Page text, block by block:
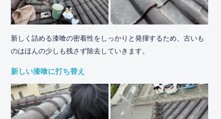
新しく詰める漆喰の密着性をしっかりと発揮するため、古いも
のはほんの少しも残さず除去していきます。
新しい漆喰に打ち替え